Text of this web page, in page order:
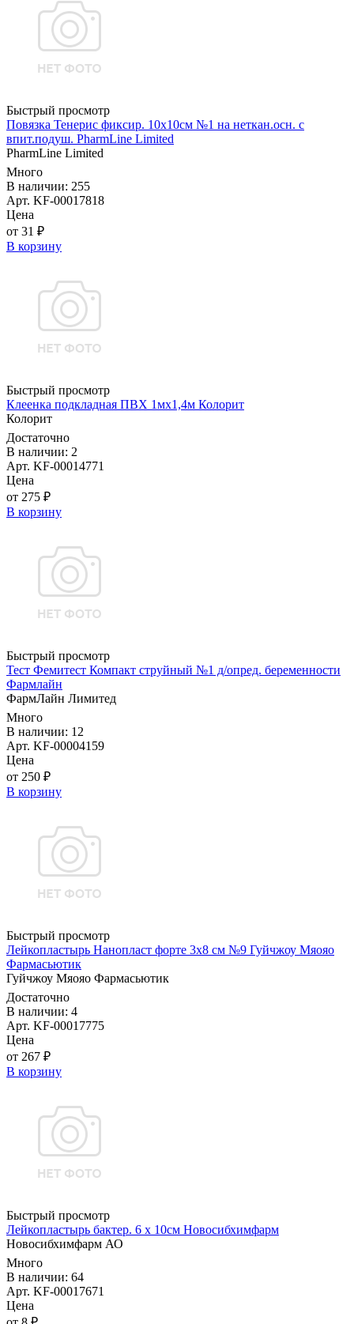
Быстрый просмотр
Повязка Тенерис фиксир. 10х10см №1 на неткан.осн. с
впит.подуш. PharmLine Limited
PharmLine Limited
Много
В наличии: 255
Арт. KF-00017818
Цена
от 31 ₽
В корзину
Быстрый просмотр
Клеенка подкладная ПВХ 1мx1,4м Колорит
Колорит
Достаточно
В наличии: 2
Арт. KF-00014771
Цена
от 275 ₽
В корзину
Быстрый просмотр
Тест Фемитест Компакт струйный №1 д/опред. беременности
Фармлайн
ФармЛайн Лимитед
Много
В наличии: 12
Арт. KF-00004159
Цена
от 250 ₽
В корзину
Быстрый просмотр
Лейкопластырь Нанопласт форте 3х8 см №9 Гуйчжоу Мяояо
Фармасьютик
Гуйчжоу Мяояо Фармасьютик
Достаточно
В наличии: 4
Арт. KF-00017775
Цена
от 267 ₽
В корзину
Быстрый просмотр
Лейкопластырь бактер. 6 х 10см Новосибхимфарм
Новосибхимфарм АО
Много
В наличии: 64
Арт. KF-00017671
Цена